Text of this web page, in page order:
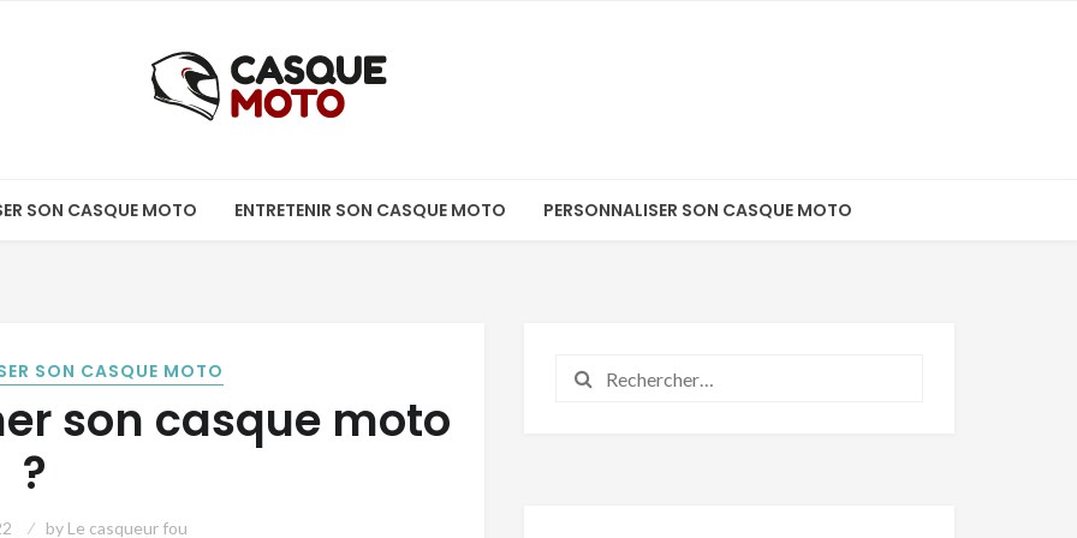
SON CASQUE MOTO ENTRETENIR SON CASQUE MOTO PERSONNALISER SON CASQUE MOTO
SON CASQUE MOTO
son casque moto
?
by Le casqueur fou
Rechercher :